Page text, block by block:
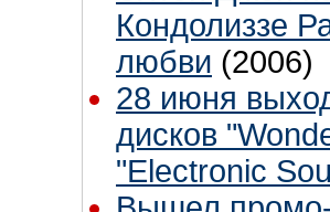
Кондолиззе
любви (2006)
28 июня
дисков
"Electronic